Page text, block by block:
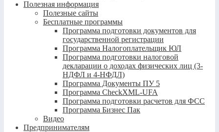
Полезная информация
Полезные сайты
Бесплатные программы
Программа подготовки документов для
государственной регистрации
Программа Налогоплательщик ЮЛ
Программа подготовки налоговой
декларации о доходах физических лиц (3-
НДФЛ и 4-НФДЛ)
Программа Документы ПУ 5
Программа CheckXML-UFA
Программа подготовки расчетов для ФСС
Программа Бизнес Пак
Видео
Предпринимателям